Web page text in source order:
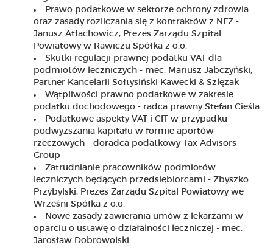
Prawo podatkowe w sektorze ochrony zdrowia
oraz zasady rozliczania się z kontraktów z NFZ -
Janusz Atłachowicz, Prezes Zarządu Szpital
Powiatowy w Rawiczu Spółka z o.o.
Skutki regulacji prawnej podatku VAT dla
podmiotów leczniczych - mec. Mariusz Jabczyński,
Partner Kancelarii Sołtysiński Kawecki & Szlęzak
Wątpliwości prawno podatkowe w zakresie
podatku dochodowego - radca prawny Stefan Cieśla
Podatkowe aspekty VAT i CIT w przypadku
podwyższania kapitału w formie aportów
rzeczowych – doradca podatkowy Tax Advisors
Group
Zatrudnianie pracowników podmiotów
leczniczych będących przedsiębiorcami - Zbyszko
Przybylski, Prezes Zarządu Szpital Powiatowy we
Wrześni Spółka z o.o.
Nowe zasady zawierania umów z lekarzami w
oparciu o ustawę o działalności leczniczej - mec.
Jarosław Dobrowolski